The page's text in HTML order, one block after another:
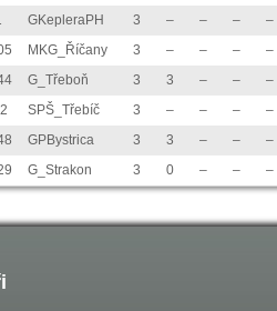
GKepleraPH 3 – – – –
MKG_Říčany 3 – – – –
G_Třeboň 3 3 – – –
SPŠ_Třebíč 3 – – – –
GPBystrica 3 3 – – –
G_Strakon 3 0 – – –